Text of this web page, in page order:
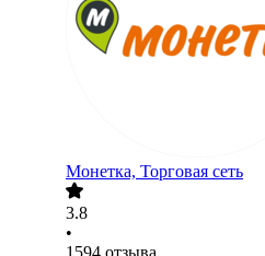
Монетка, Торговая сеть
3.8
•